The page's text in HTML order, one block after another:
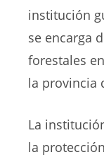
institución
se encarga
forestales
la provincia
La
la